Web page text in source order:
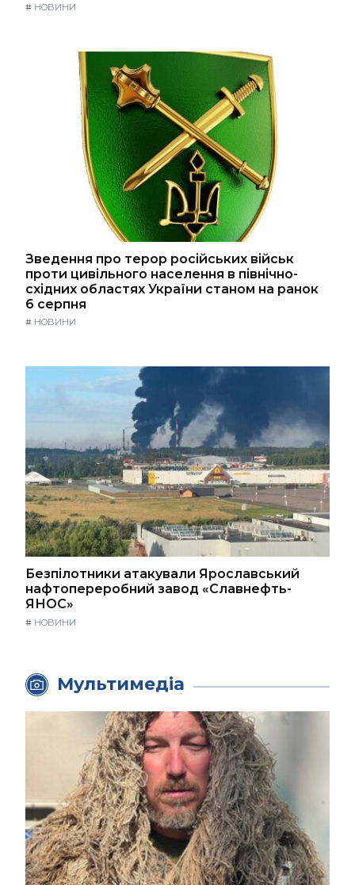
# НОВИНИ
Зведення про терор російських військ
проти цивільного населення в північно-
східних областях України станом на ранок
6 серпня
# НОВИНИ
Безпілотники атакували Ярославський
нафтопереробний завод «Славнефть-
ЯНОС»
# НОВИНИ
Мультимедіа